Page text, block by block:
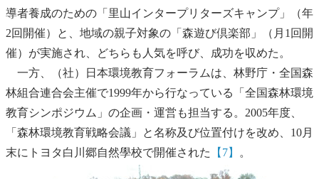
導者養成のための「里山インタープリターズキャンプ」（年
2回開催）と、地域の親子対象の「森遊び倶楽部」（月1回開
催）が実施され、どちらも人気を呼び、成功を収めた。
一方、（社）日本環境教育フォーラムは、林野庁・全国森
林組合連合会主催で1999年から行なっている「全国森林環境
教育シンポジウム」の企画・運営も担当する。2005年度、
「森林環境教育戦略会議」と名称及び位置付けを改め、10月
末にトヨタ白川郷自然學校で開催された
【7】 。